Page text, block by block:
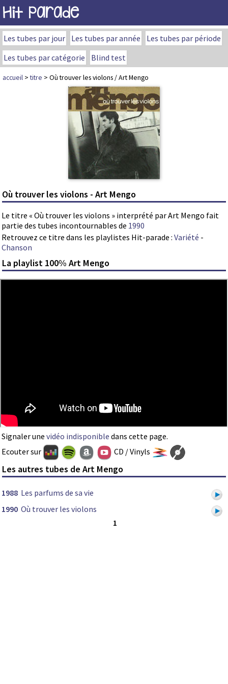
Hit Parade
Les tubes par jour Les tubes par année
Les tubes par période
Les tubes par catégorie
Blind test
accueil >titre > Où trouver les violons / Art Mengo
Où trouver les violons - Art Mengo
Le titre « Où trouver les violons » interprété par Art Mengo fait
partie des tubes incontournables de 1990
Retrouvez ce titre dans les playlistes Hit-parade : Variété -
Chanson
La playlist 100% Art Mengo
Signaler une vidéo indisponible dans cette page.
Ecouter sur
CD / Vinyls
Les autres tubes de Art Mengo
1988 Les parfums de sa vie
1990 Où trouver les violons
1